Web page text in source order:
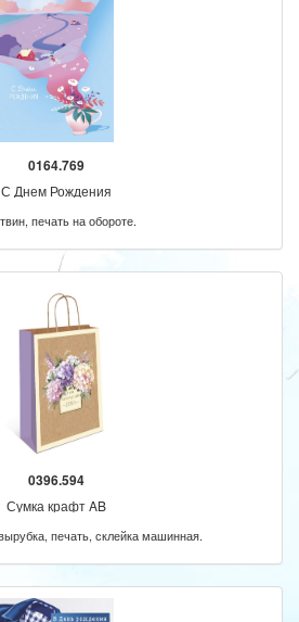
0164.769
С Днем Рождения
печать на обороте.
0396.594
Сумка крафт AB
печать, склейка машинная.